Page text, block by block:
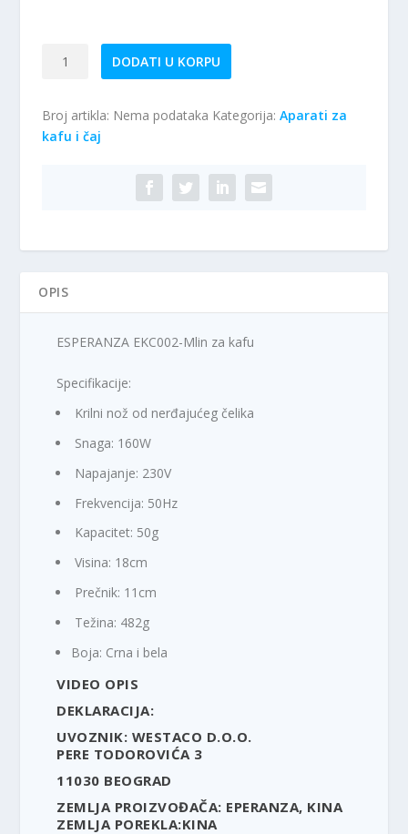
ESPERANZA
za
kafu
DODATI U KORPU
Broj artikla: Nema podataka Kategorija:Aparati za
kafu i čaj
OPIS
ESPERANZA EKC002-Mlin za kafu
Specifikacije:
Krilni nož od nerđajućeg čelika
Snaga: 160W
Napajanje: 230V
Frekvencija: 50Hz
Kapacitet: 50g
Visina: 18cm
Prečnik: 11cm
Težina: 482g
Boja: Crna i bela
VIDEO OPIS
DEKLARACIJA:
UVOZNIK: WESTACO D.O.O.
PERE TODOROVIĆA 3
11030 BEOGRAD
ZEMLJA PROIZVOĐAČA: EPERANZA, KINA
ZEMLJA POREKLA:KINA